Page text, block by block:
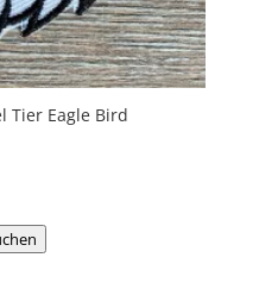
Tier Eagle Bird